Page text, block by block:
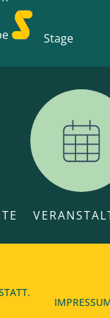
Stage